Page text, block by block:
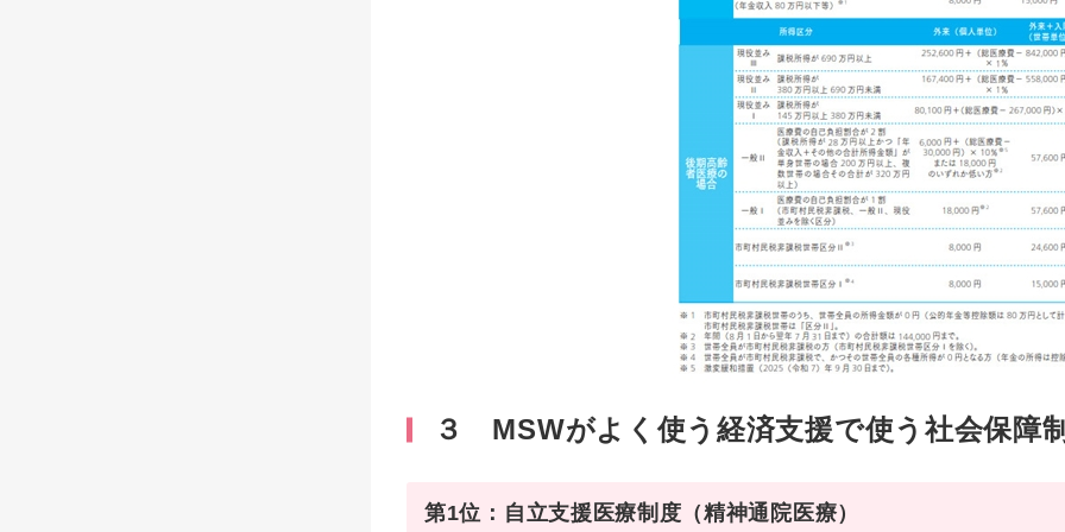
３ MSWがよく使う経済支援で使う社会保障
第1位：自立支援医療制度（精神通院医療）